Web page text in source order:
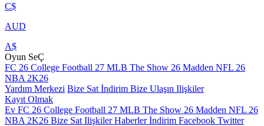
C$
AUD
A$
Oyun SeÇ
FC 26 College Football 27 MLB The Show 26 Madden NFL 26
NBA 2K26
Yardım Merkezi Bize Sat İndirim Bize Ulaşın Ilişkiler
Kayıt Olmak
Ev FC 26 College Football 27 MLB The Show 26 Madden NFL 26
NBA 2K26 Bize Sat Ilişkiler Haberler İndirim Facebook Twitter